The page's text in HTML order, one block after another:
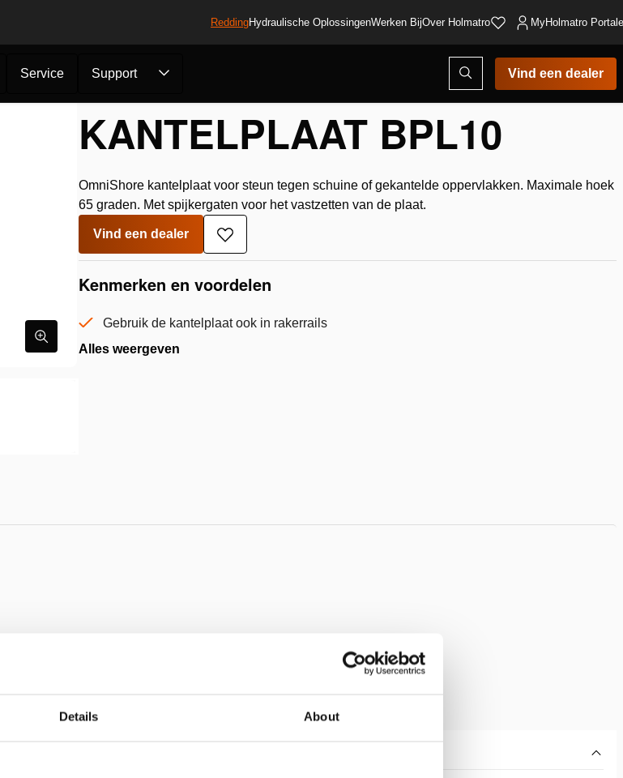
Details About
ReddingHydraulische OplossingenWerken BijOver Holmatro MyHolmatro
Service Support
Open
zoekvenster
Vind een dealer
KANTELPLAAT BPL10
OmniShore kantelplaat voor steun tegen schuine of gekantelde oppervlakken. Maximale hoek
65 graden. Met spijkergaten voor het vastzetten van de plaat.
Vind een dealer
Toevoegen
aan
Kenmerken en voordelen
Gebruik de kantelplaat ook in rakerrails
Alles weergeven